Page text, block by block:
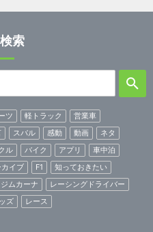
索
ツ 軽トラック
営業車
スバル 感動 動画
ネタ
ル バイク アプリ
車中泊
カイブ F1
知っておきたい
ジムカーナ
レーシングドライバー
ズ レース